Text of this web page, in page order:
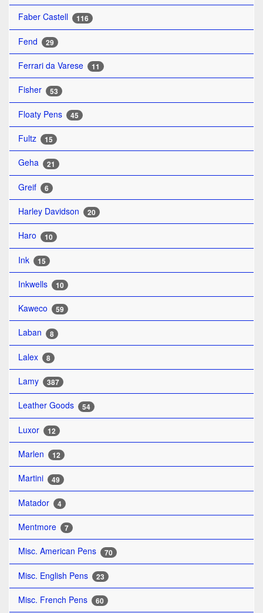
Faber Castell 116
Fend 29
Ferrari da Varese 11
Fisher 53
Floaty Pens 45
Fultz 15
Geha 21
Greif 6
Harley Davidson 20
Haro 10
Ink 15
Inkwells 10
Kaweco 59
Laban 8
Lalex 8
Lamy 387
Leather Goods 54
Luxor 12
Marlen 12
Martini 49
Matador 4
Mentmore 7
Misc. American Pens 70
Misc. English Pens 23
Misc. French Pens 60